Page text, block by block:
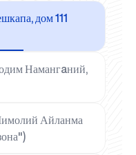
дом 111
Намангaний,
Айланма